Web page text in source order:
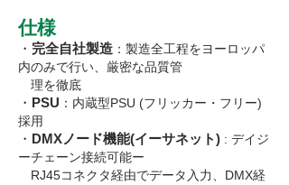
仕様
・ 完全自社製造 ：製造全工程をヨーロッパ
内のみで行い、厳密な品質管
理を徹底
・ PSU ：内蔵型PSU (フリッカー・フリー)
採用
・ DMXノード機能(イーサネット) : デイジ
ーチェーン接続可能ー
RJ45コネクタ経由でデータ入力、 DMX経